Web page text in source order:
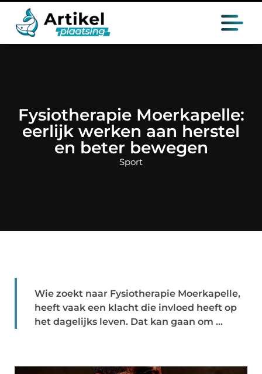
Fysiotherapie Moerkapelle:
eerlijk werken aan herstel
en beter bewegen
Sport
Wie zoekt naar Fysiotherapie Moerkapelle,
heeft vaak een klacht die invloed heeft op
het dagelijks leven. Dat kan gaan om ...